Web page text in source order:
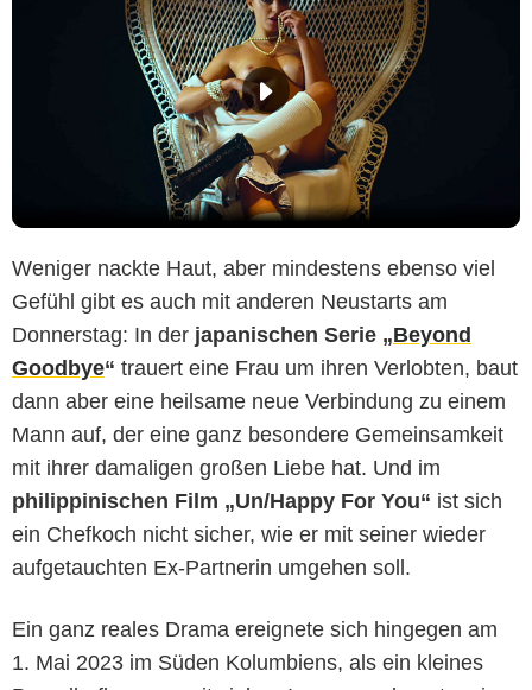
Weniger nackte Haut, aber mindestens ebenso viel
Gefühl gibt es auch mit anderen Neustarts am
Donnerstag: In der japanischen Serie „Beyond
Goodbye“ trauert eine Frau um ihren Verlobten, baut
dann aber eine heilsame neue Verbindung zu einem
Mann auf, der eine ganz besondere Gemeinsamkeit
mit ihrer damaligen großen Liebe hat. Und im
philippinischen Film „Un/Happy For You“ ist sich
ein Chefkoch nicht sicher, wie er mit seiner wieder
aufgetauchten Ex-Partnerin umgehen soll.
Ein ganz reales Drama ereignete sich hingegen am
1. Mai 2023 im Süden Kolumbiens, als ein kleines